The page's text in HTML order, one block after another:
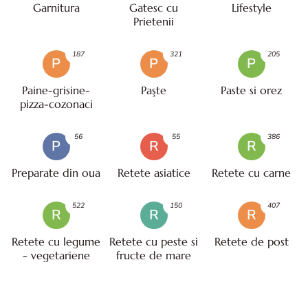
Garnitura
Gatesc cu
Prietenii
Lifestyle
P
Paine-grisine-
pizza-cozonaci
187
P
Paşte
321
P
Paste si orez
205
P
Preparate din oua
56
R
Retete asiatice
55
R
Retete cu carne
386
R
Retete cu legume
- vegetariene
522
R
Retete cu peste si
fructe de mare
150
R
Retete de post
407